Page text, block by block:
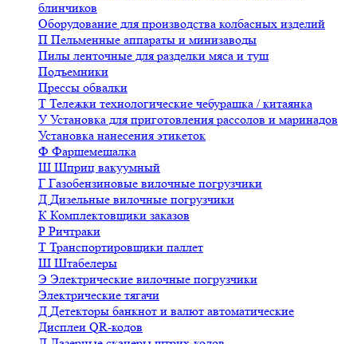
блинчиков
Оборудование для производства колбасных изделий
П Пельменные аппараты и минизаводы
Пилы ленточные для разделки мяса и туш
Подъемники
Прессы обвалки
Т Тележки технологические чебурашка / китаянка
У Установка для приготовления рассолов и маринадов
Установка нанесения этикеток
Ф Фаршемешалка
Ш Шприц вакуумный
Г Газобензиновые вилочные погрузчики
Д Дизельные вилочные погрузчики
К Комплектовщики заказов
Р Ричтраки
Т Транспортировщики паллет
Ш Штабелеры
Э Электрические вилочные погрузчики
Электрические тягачи
Д Детекторы банкнот и валют автоматические
Дисплеи QR-кодов